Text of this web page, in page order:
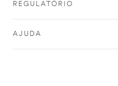
REGULATÓRIO
AJUDA